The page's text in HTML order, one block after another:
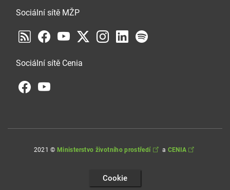
Sociální sítě MŽP
Sociální sítě Cenia
2021 © Ministerstvo životního prostředí a CENIA
Cookie